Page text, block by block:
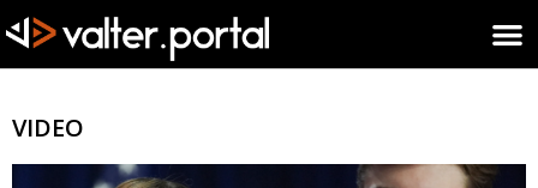
VIDEO